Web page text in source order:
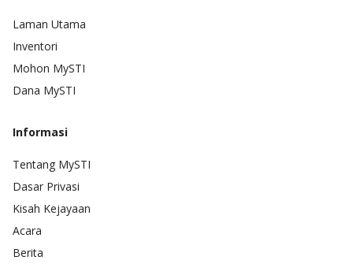
Laman Utama
Inventori
Mohon MySTI
Dana MySTI
Informasi
Tentang MySTI
Dasar Privasi
Kisah Kejayaan
Acara
Berita